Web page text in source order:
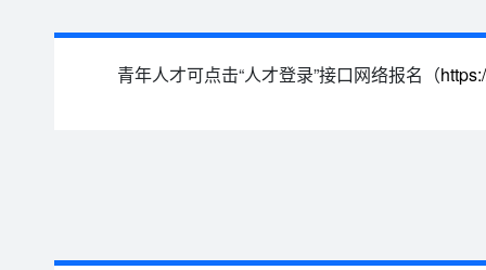
青年人才可点击“人才登录”接口网络报名（